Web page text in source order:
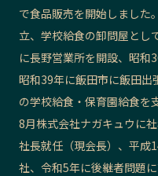
で食品販売を開始しました
立、学校給食の卸問屋とし
に長野営業所を開設、昭和
昭和39年に飯田市に飯田
の学校給食・保育園給食を
8月株式会社ナガキュウに
社長就任（現会長）、平成
社、令和5年に後継者問題